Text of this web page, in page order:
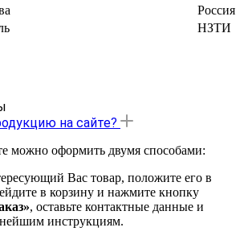
Россия
НЗТИ
на сайте?
можно оформить двумя способами:
Вас товар, положите его в
в корзину и нажмите кнопку
, оставьте контактные данные и
инструкциям.